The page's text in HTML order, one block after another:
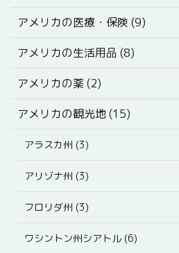
アメリカの医療・保険 (9)
アメリカの生活用品 (8)
アメリカの薬 (2)
アメリカの観光地 (15)
アラスカ州 (3)
アリゾナ州 (3)
フロリダ州 (3)
ワシントン州シアトル (6)